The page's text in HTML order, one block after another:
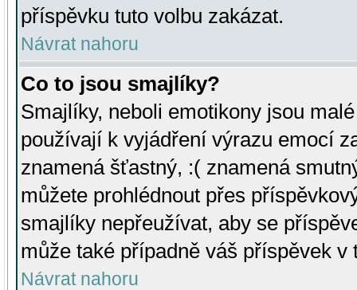
příspěvku tuto volbu zakázat.
Návrat nahoru
Co to jsou smajlíky?
Smajlíky, neboli emotikony jsou
používají k vyjádření výrazu emocí
znamená šťastný, :( znamená
můžete prohlédnout přes
smajlíky nepřeužívat, aby se
může také případně váš příspěvek v
Návrat nahoru